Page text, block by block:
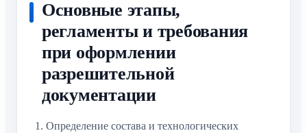
Основные этапы,
регламенты и требования
при оформлении
разрешительной
документации
Определение состава и технологических